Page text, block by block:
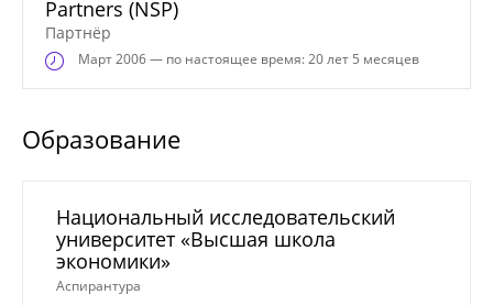
Partners (NSP)
Партнёр
Март2006 — по настоящее время: 20 лет 5 месяцев
Образование
Национальный исследовательский
университет «Высшая школа
экономики»
Аспирантура